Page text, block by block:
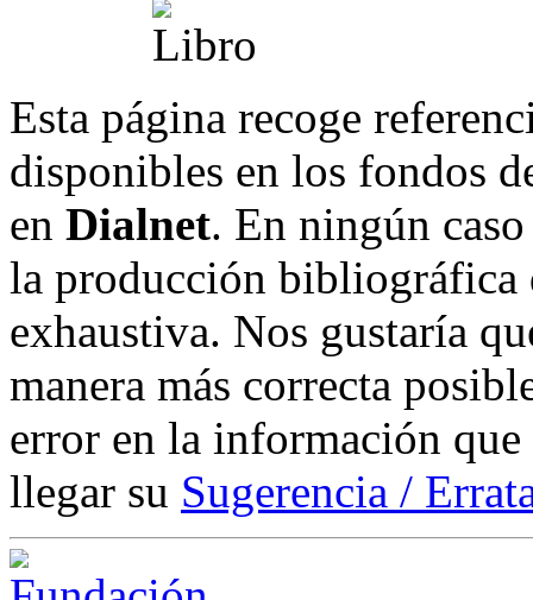
Esta página recoge
disponibles en los fondos
en Dialnet. En ningún
la producción bibliográfica
exhaustiva. Nos gustaría
manera más correcta
error en la información
llegar su Sugerencia /